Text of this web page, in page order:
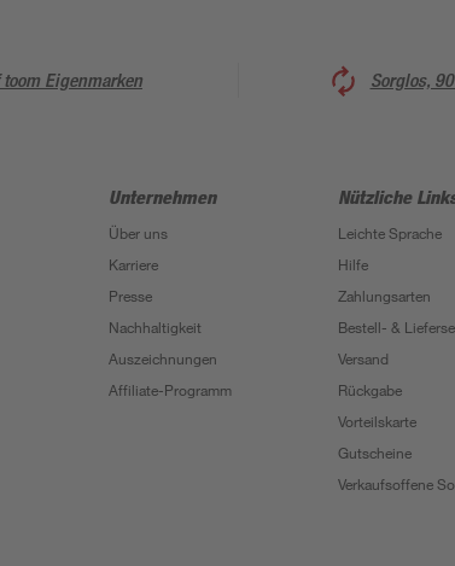
Eigenmarken Sorglos,
Unternehmen
Über uns
Karriere
Presse
Nachhaltigkeit
Auszeichnungen
Affiliate-Programm
Nützliche
Leichte Sprache
Hilfe
Zahlungsarten
Bestell- &
Versand
Rückgabe
Vorteilskarte
Gutscheine
Verkaufsoffene